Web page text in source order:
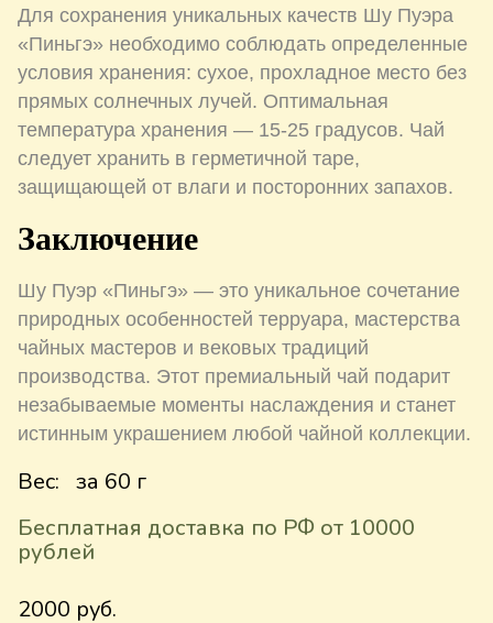
Для сохранения уникальных качеств Шу Пуэра
«Пиньгэ» необходимо соблюдать определенные
условия хранения: сухое, прохладное место без
прямых солнечных лучей. Оптимальная
температура хранения — 15-25 градусов. Чай
следует хранить в герметичной таре,
защищающей от влаги и посторонних запахов.
Заключение
Шу Пуэр «Пиньгэ» — это уникальное сочетание
природных особенностей терруара, мастерства
чайных мастеров и вековых традиций
производства. Этот премиальный чай подарит
незабываемые моменты наслаждения и станет
истинным украшением любой чайной коллекции.
Вес: за 60 г
Бесплатная доставка по РФ от 10000
рублей
2000 руб.